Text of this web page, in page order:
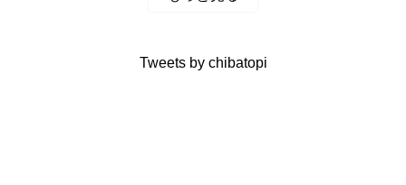
Tweets by chibatopi